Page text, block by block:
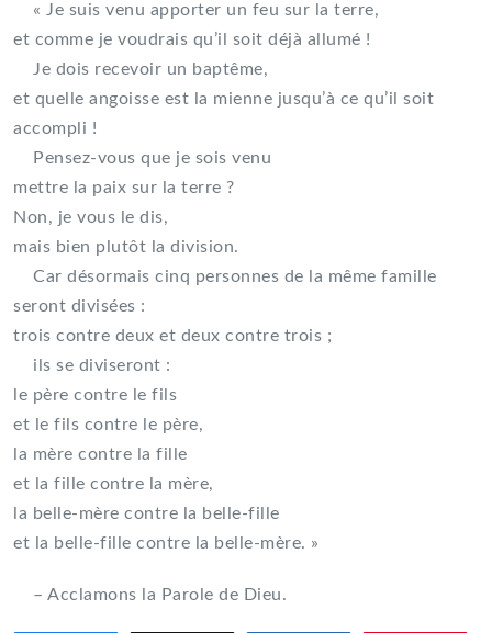
« Je suis venu apporter un feu sur la terre,
et comme je voudrais qu’il soit déjà allumé !
Je dois recevoir un baptême,
et quelle angoisse est la mienne jusqu’à ce qu’il soit
accompli !
Pensez-vous que je sois venu
mettre la paix sur la terre ?
Non, je vous le dis,
mais bien plutôt la division.
Car désormais cinq personnes de la même famille
seront divisées :
trois contre deux et deux contre trois ;
ils se diviseront :
le père contre le fils
et le fils contre le père,
la mère contre la fille
et la fille contre la mère,
la belle-mère contre la belle-fille
et la belle-fille contre la belle-mère. »
– Acclamons la Parole de Dieu.